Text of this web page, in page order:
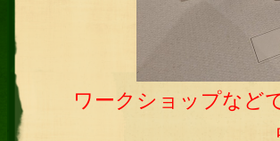
ワークショップなど